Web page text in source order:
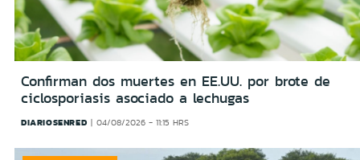
Confirman dos muertes en EE.UU. por brote de
ciclosporiasis asociado a lechugas
DIARIOSENRED 04/08/2026 - 11:15 HRS